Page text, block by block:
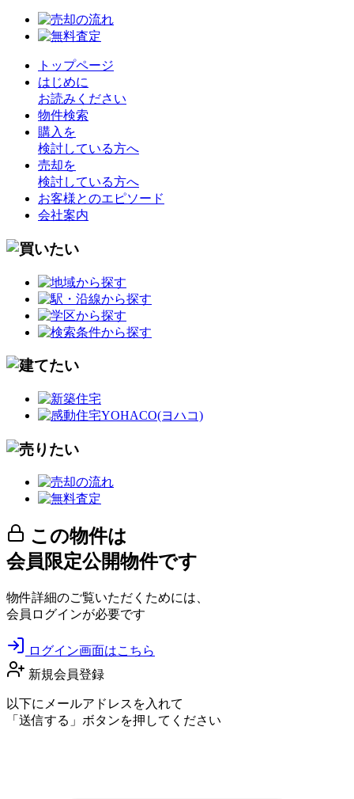
トップページ
はじめに
お読みください
物件検索
購入を
検討している方へ
売却を
検討している方へ
お客様とのエピソード
会社案内
この物件は
会員限定公開物件です
物件詳細のご覧いただくためには、
会員ログインが必要です
ログイン画面はこちら
新規会員登録
以下にメールアドレスを入れて
「送信する」ボタンを押してください